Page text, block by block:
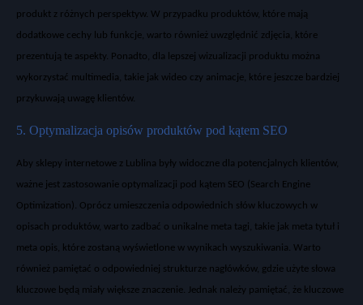
produkt z różnych perspektyw. W przypadku produktów, które mają
dodatkowe cechy lub funkcje, warto również uwzględnić zdjęcia, które
prezentują te aspekty. Ponadto, dla lepszej wizualizacji produktu można
wykorzystać multimedia, takie jak wideo czy animacje, które jeszcze bardziej
przykuwają uwagę klientów.
5. Optymalizacja opisów produktów pod kątem SEO
Aby sklepy internetowe z Lublina by ły widoczne dla potencjalnych klientów,
ważne jest zastosowanie optymalizacji pod kątem SEO (Search Engine
Optimization). Oprócz umieszczenia odpowiednich s ów kluczowych w
opisach produktów, warto zadbać o unikalne meta tagi, takie jak meta tytuł
i
meta opis, które zostaną wyświetlone w wynikach wyszukiwania. Warto
również pamiętać o odpowiedniej strukturze nagł ówków, gdzie użyte słowa
kluczowe będą miały większe znaczenie. Jednak należy pamiętać, że kluczowe